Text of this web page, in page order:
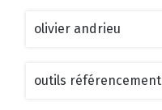
olivier andrieu
outils référencement